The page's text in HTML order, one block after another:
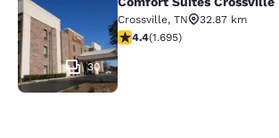
Comfort Suites Crossville
30
Crossville, TN
32.87 km
classificação 4.43 estrelas.
4.4(1.695)